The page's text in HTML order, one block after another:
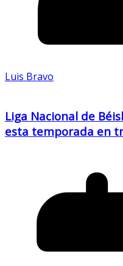
Luis Bravo
Liga Nacional de
esta temporada en